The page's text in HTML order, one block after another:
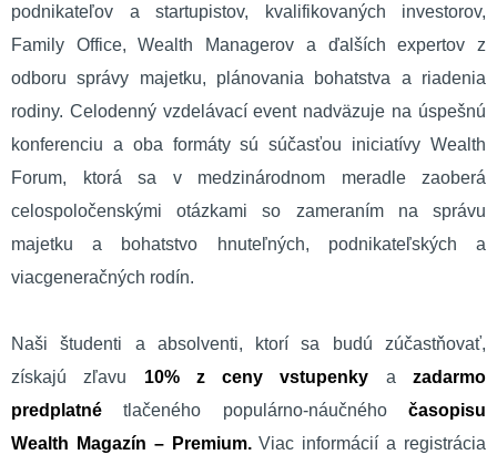
podnikateľov a startupistov, kvalifikovaných investorov,
Family Office, Wealth Managerov a ďalších expertov z
odboru správy majetku, plánovania bohatstva a riadenia
rodiny. Celodenný vzdelávací event nadväzuje na úspešnú
konferenciu a oba formáty sú súčasťou iniciatívy Wealth
Forum, ktorá sa v medzinárodnom meradle zaoberá
celospoločenskými otázkami so zameraním na správu
majetku a bohatstvo hnuteľných, podnikateľských a
viacgeneračných rodín.
Naši študenti a absolventi, ktorí sa budú zúčastňovať,
získajú zľavu 10% z ceny vstupenky azadarmo
predplatné tlačeného populárno-náučného časopisu
Wealth Magazín – Premium.Viac informácií a registrácia